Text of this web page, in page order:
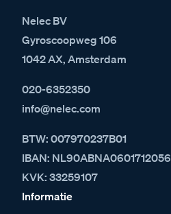
Nelec BV
Gyroscoopweg 106
1042 AX, Amsterdam
020-6352350
info@nelec.com
BTW: 007970237B01
IBAN: NL90ABNA0601712056
KVK: 33259107
Informatie